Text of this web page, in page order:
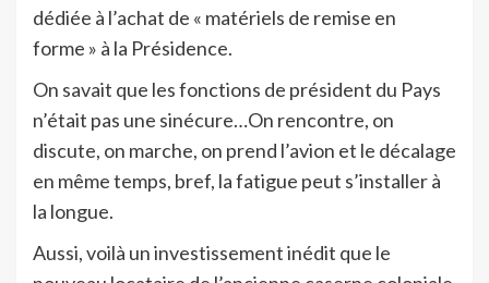
dédiée à l’achat de « matériels de remise en
forme » à la Présidence.
On savait que les fonctions de président du Pays
n’était pas une sinécure…On rencontre, on
discute, on marche, on prend l’avion et le décalage
en même temps, bref, la fatigue peut s’installer à
la longue.
Aussi, voilà un investissement inédit que le